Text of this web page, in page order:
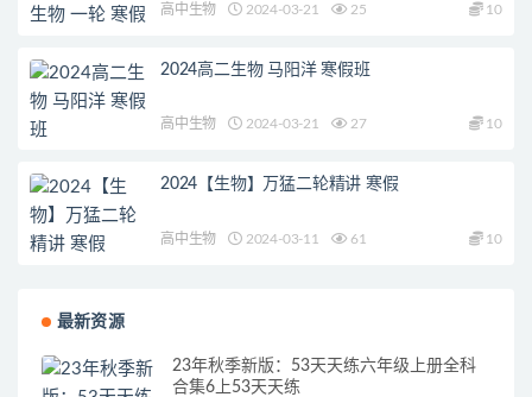
高中生物 2024-03-21 25 10
2024高二生物 马阳洋 寒假班
高中生物 2024-03-21 27 10
2024【生物】万猛二轮精讲 寒假
高中生物 2024-03-11 61 10
最新资源
23年秋季新版：53天天练六年级上册全科
合集6上53天天练